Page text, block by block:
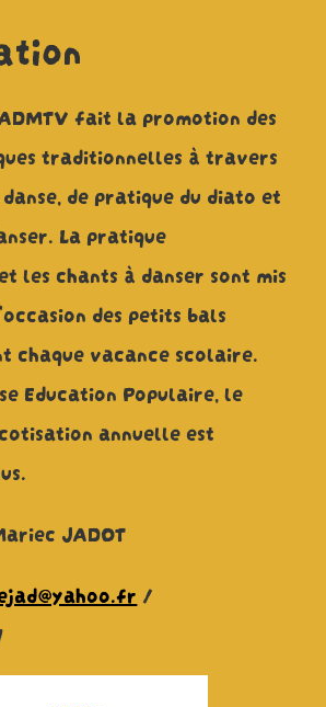
fait la promotion des
traditionnelles à travers
de pratique du diato et
La pratique
les chants à danser sont mis
des petits bals
chaque vacance scolaire.
Education Populaire, le
annuelle est
JADOT
/